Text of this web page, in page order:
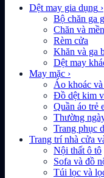
Dệt may gia dụng ›
Bộ chăn ga
Chăn và mền
Rèm cửa
Khăn và ga
Dệt may
May mặc ›
Áo khoác và
Đồ dệt kim
Quần áo trẻ
Thường
Trang phục
Trang trí nhà cửa
Nội thất ô tô
Sofa và đồ
Túi lọc và